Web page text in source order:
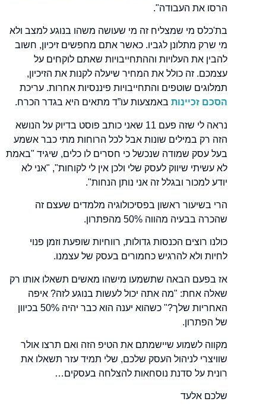
הרסו את העבודה".
בת'כלס מי שמצליח זה מי שעושה משהו בנוגע למצב ולא
מי שרק מתלונן לגביו. כאשר אתם מחפשים זיכיון, חשוב
להבין את העלויות וההתחייבויות שאתם לוקחים על
עצמכם. זה כולל את המחיר שיעלה לקנות את הזיכיון,
תמלוגים שוטפים והתחייבויות פיננסיות אחרות. עריכת
הסכם זכיינות באמצעות עו”ד מתאים היא בגדר הכרח.
נראה לי שזה פעם 11 שאני כותב פוסט בדיוק על הנושא
הזה רק במילים שונות אבל לכל הרוחות מתי כבר אשמע
בעל עסק שמודה שנכשל כי חסרים לו כלים, שיגיד "באמת
לא עשיתי שיווק לעסק שלי ולכן אין לי לקוחות", "אני לא
יודע למכור ובגלל זה אני נותן הנחות".
הרי בשיעור ראשון בפסיכולוגיה מלמדים שעצם זה
שהכרה בבעיה מהווה 50% מהפתרון.
כולנו רוצים הכנסות גדולות, רווחיות שופעת וזמן פנוי
לחיות ולא להרגיש כחמורים בעסק של עצמנו.
אז בפעם הבאה שתשמעו מישהו מאשים תשאלו אותו רק
שאלה אחת: "מה אתה יכול לעשות בנוגע לזה? איפה
האחריות שלך?" כשהוא יענה הוא כבר יהיה 50% בכיוון
של הפתרון.
מקווה לשמוע שיישמתם את הטיפ הזה ואם תרצו אולר
שוויצרי לניהול העסק שלכם, שלי תמיד עזר תשאלו את
רונית על סדנת נוסחאות להצלחה בעסקים…
שלכם אלעד